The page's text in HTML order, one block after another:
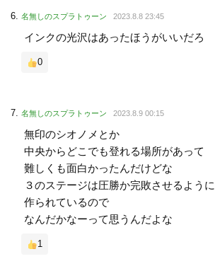
名無しのスプラトゥーン 2023.8.8 23:45
インクの光沢はあったほうがいいだろ
0
名無しのスプラトゥーン 2023.8.9 00:15
無印のシオノメとか
中央からどこでも登れる場所があって
難しくも面白かったんだけどな
３のステージは圧勝か完敗させるように
作られているので
なんだかなーって思うんだよな
1